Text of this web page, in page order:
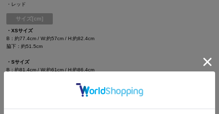
・レッド
サイズ[cm]
・XSサイズ
B：約77.4cm / W:約57cm / H:約82.4cm
脇下：約51.5cm
・Sサイズ
B：約81.4cm / W:約61cm / H:約86.4cm
脇下：約57.5cm